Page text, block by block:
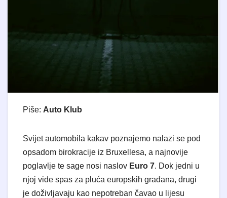
Piše: Auto Klub
​Svijet automobila kakav poznajemo nalazi se pod
opsadom birokracije iz Bruxellesa, a najnovije
poglavlje te sage nosi naslov Euro 7. Dok jedni u
njoj vide spas za pluća europskih građana, drugi
je doživljavaju kao nepotreban čavao u lijesu